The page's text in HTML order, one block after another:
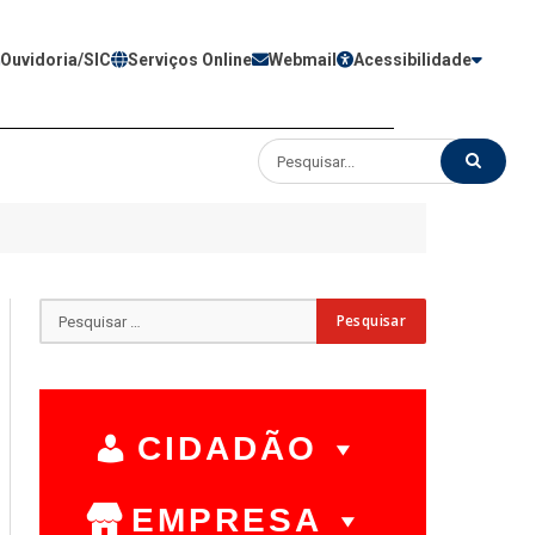
Ouvidoria/SIC Serviços Online Webmail Acessibilidade
CIDADÃO
EMPRESA